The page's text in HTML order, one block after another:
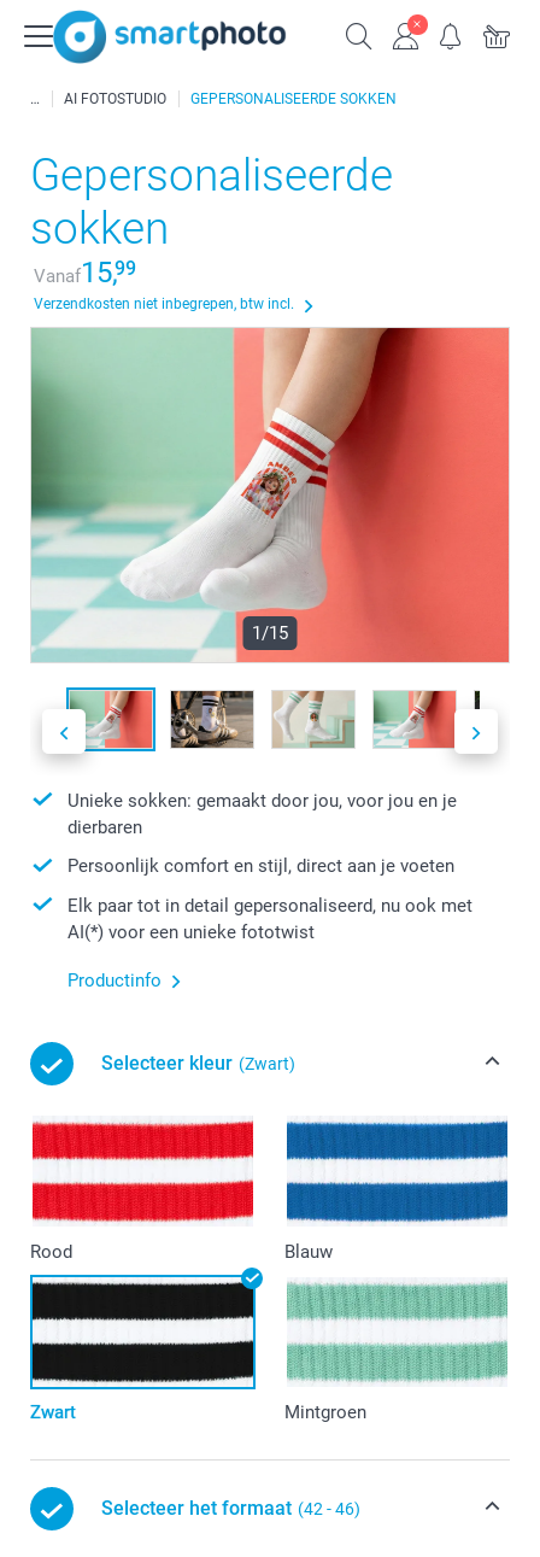
AI FOTOSTUDIO GEPERSONALISEERDE SOKKEN
Gepersonaliseerde
sokken
Vanaf15,99
Verzendkosten niet inbegrepen, btw incl.
1/15
Unieke sokken: gemaakt door jou, voor jou en je
dierbaren
Persoonlijk comfort en stijl, direct aan je voeten
Elk paar tot in detail gepersonaliseerd, nu ook met
AI(*) voor een unieke fototwist
Productinfo
Selecteer kleur (Zwart)
Rood Blauw
Zwart Mintgroen
Selecteer het formaat (42 - 46)